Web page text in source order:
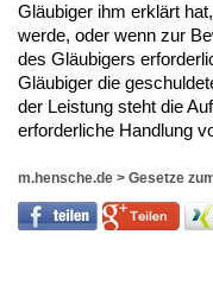
Gläubiger ihm erklärt
werde, oder wenn zur
des Gläubigers
Gläubiger die
der Leistung steht die
erforderliche Handlung
m.hensche.de > Gesetze